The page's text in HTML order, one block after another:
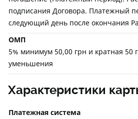
подписания Договора. Платежный
следующий день после окончания
ОМП
5% минимум 50,00 грн и кратная 50
уменьшения
Характеристики
Платежная система